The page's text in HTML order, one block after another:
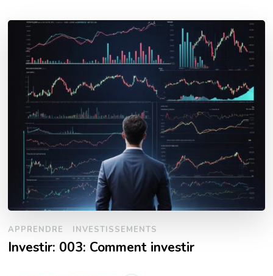
APPRENDRE INVESTISSEMENTS
Investir: 003: Comment investir